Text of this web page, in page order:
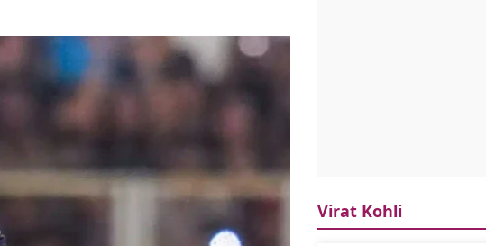
Virat Kohli